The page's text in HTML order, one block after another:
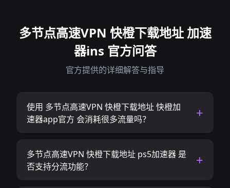
多节点高速VPN 快橙下载地址 加速
器ins 官方问答
官方提供的详细解答与指导
使用 多节点高速VPN 快橙下载地址 快橙加
速器app官方 会消耗很多流量吗？
多节点高速VPN 快橙下载地址 ps5加速器 是
否支持分流功能？